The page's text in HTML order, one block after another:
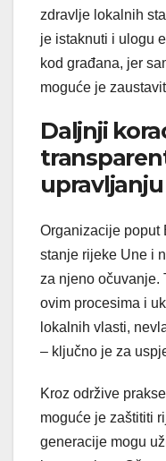
zdravlje lokalnih
je istaknuti i ulogu
kod građana, jer
moguće je
Daljnji
upravljanju
Organizacije poput
stanje rijeke Une i
za njeno očuvanje.
ovim procesima i
lokalnih vlasti,
– ključno je za
Kroz održive
moguće je zaštititi
generacije mogu